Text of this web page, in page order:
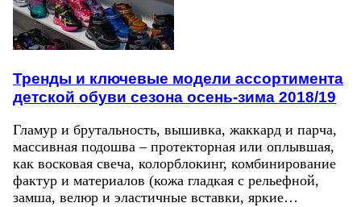
Тренды и ключевые модели ассортимента
детской обуви сезона осень-зима 2018/19
Гламур и брутальность, вышивка, жаккард и парча,
массивная подошва – протекторная или оплывшая,
как восковая свеча, колорблокинг, комбинирование
фактур и материалов (кожа гладкая с рельефной,
замша, велюр и эластичные вставки, яркие…